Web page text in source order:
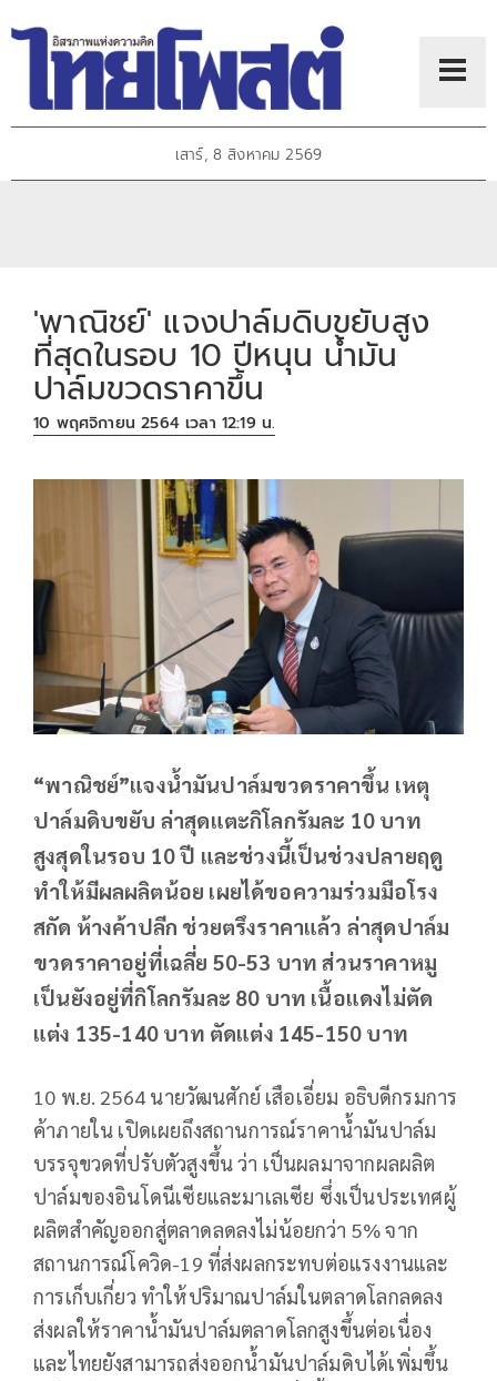
เสาร์, 8 สิงหาคม 2569
'พาณิชย์' แจงปาล์มดิบขยับสูง
ที่สุดในรอบ 10 ปีหนุน น้ำมัน
ปาล์มขวดราคาขึ้น
10 พฤศจิกายน 2564 เวลา 12:19 น.
“พาณิชย์”แจงน้ำมันปาล์มขวดราคาขึ้น เหตุ
ปาล์มดิบขยับ ล่าสุดแตะกิโลกรัมละ 10 บาท
สูงสุดในรอบ 10 ปี และช่วงนี้เป็นช่วงปลายฤดู
ทำให้มีผลผลิตน้อย เผยได้ขอความร่วมมือโรง
สกัด ห้างค้าปลีก ช่วยตรึงราคาแล้ว ล่าสุดปาล์ม
ขวดราคาอยู่ที่เฉลี่ย 50-53 บาท ส่วนราคาหมู
เป็นยังอยู่ที่กิโลกรัมละ 80 บาท เนื้อแดงไม่ตัด
แต่ง 135-140 บาท ตัดแต่ง 145-150 บาท
10 พ.ย. 2564 นายวัฒนศักย์ เสือเอี่ยม อธิบดีกรมการ
ค้าภายใน เปิดเผยถึงสถานการณ์ราคาน้ำมันปาล์ม
บรรจุขวดที่ปรับตัวสูงขึ้น ว่า เป็นผลมาจากผลผลิต
ปาล์มของอินโดนีเซียและมาเลเซีย ซึ่งเป็นประเทศผู้
ผลิตสำคัญออกสู่ตลาดลดลงไม่น้อยกว่า 5% จาก
สถานการณ์โควิด-19 ที่ส่งผลกระทบต่อแรงงานและ
การเก็บเกี่ยว ทำให้ปริมาณปาล์มในตลาดโลกลดลง
ส่งผลให้ราคาน้ำมันปาล์มตลาดโลกสูงขึ้นต่อเนื่อง
และไทยยังสามารถส่งออกน้ำมันปาล์มดิบได้เพิ่มขึ้น